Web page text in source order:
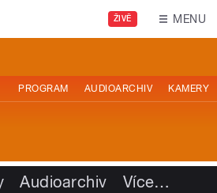
ŽIVĚ MENU
PROGRAM AUDIOARCHIV KAMERY
Audioarchiv Více…